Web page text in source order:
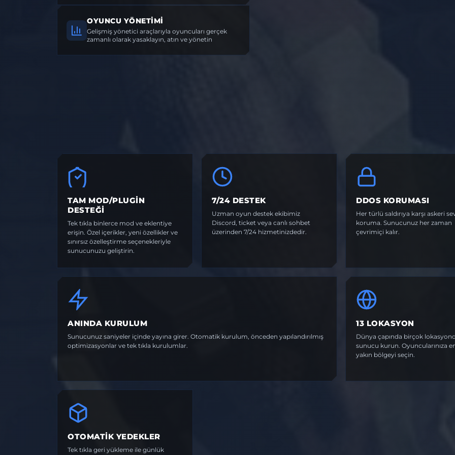
OYUNCU YÖNETIMI
Gelişmiş yönetici araçlarıyla oyuncuları gerçek
zamanlı olarak yasaklayın, atın ve yönetin
TAM MOD/PLUGIN
DESTEĞI
Tek tıkla binlerce mod ve eklentiye
erişin. Özel içerikler, yeni özellikler ve
sınırsız özelleştirme seçenekleriyle
sunucunuzu geliştirin.
7/24 DESTEK
Uzman oyun destek ekibimiz
Discord, ticket veya canlı sohbet
üzerinden 7/24 hizmetinizdedir.
DDOS KORUMASI
Her türlü saldırıya karşı askeri
koruma. Sunucunuz her zaman
çevrimiçi kalır.
ANINDA KURULUM
Sunucunuz saniyeler içinde yayına girer. Otomatik kurulum, önceden yapılandırılmış
optimizasyonlar ve tek tıkla kurulumlar.
13 LOKASYON
Dünya çapında birçok
sunucu kurun. Oyuncularınıza
yakın bölgeyi seçin.
OTOMATIK YEDEKLER
Tek tıkla geri yükleme ile günlük